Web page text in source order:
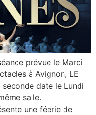
prévue le Mardi
à Avignon, LE
seconde date le Lundi
salle.
une féerie de